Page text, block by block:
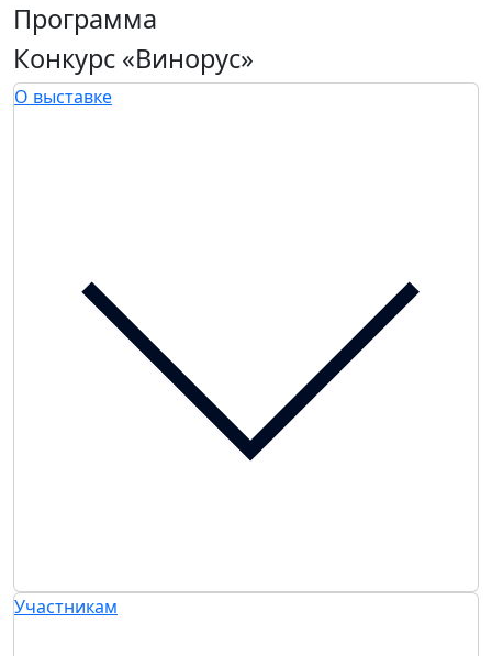
Программа
Конкурс «Винорус»
О выставке
Участникам